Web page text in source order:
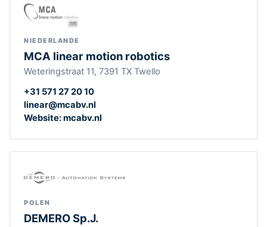
NIEDERLANDE
MCA linear motion robotics
Weteringstraat 11, 7391 TX Twello
+31 571 27 20 10
linear@mcabv.nl
Website: mcabv.nl
POLEN
DEMERO Sp.J.